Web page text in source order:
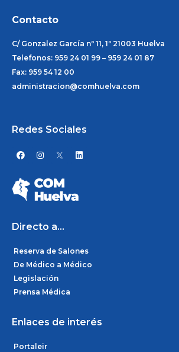
Contacto
C/ Gonzalez García nº 11, 1º 21003 Huelva
Telefonos: 959 24 01 99 – 959 24 01 87
Fax: 959 54 12 00
administracion@comhuelva.com
Redes Sociales
F
a
e
b
o
o
I
n
a
g
r
L
i
i
Directo a...
Reserva de Salones
De Médico a Médico
Legislación
Prensa Médica
Enlaces de interés
Portaleir